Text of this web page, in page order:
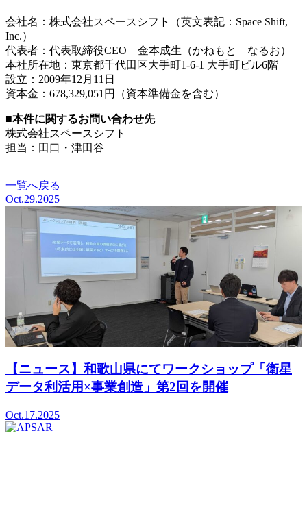
会社名：株式会社スペースシフト（英文表記：Space Shift,
Inc.）
代表者：代表取締役CEO 金本成生（かねもと なるお）
本社所在地：東京都千代田区大手町1-6-1 大手町ビル6階
設立：2009年12月11日
資本金：678,329,051円（資本準備金を含む）
■本件に関するお問い合わせ先
株式会社スペースシフト
担当：田口・津田谷
一覧へ戻る
Oct.29.2025
【ニュース】和歌山県にてワークショップ「衛星
データ利活用×事業創造」第2回を開催
Oct.17.2025